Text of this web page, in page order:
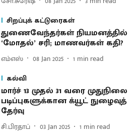
சிறப்புக் கட்டுரைகள்
துணைவேந்தர்கள் நியமனத்தில்
‘மோதல்’ சரி; மாணவர்கள் கதி?
எம்எஸ் 08 Jan 2025 1 min read
கல்வி
மார்ச் 13 முதல் 31 வரை முதுநிலை
படிப்புகளுக்கான க்யூட் நுழைவுத்
தேர்வு
சி.பிரதாப் 03 Jan 2025 1 min read